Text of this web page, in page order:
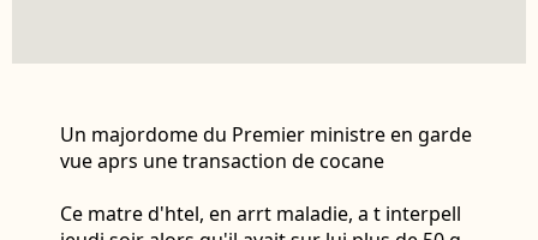
Un majordome du Premier ministre en garde
vue aprs une transaction de cocane
Ce matre d'htel, en arrt maladie, a t interpell